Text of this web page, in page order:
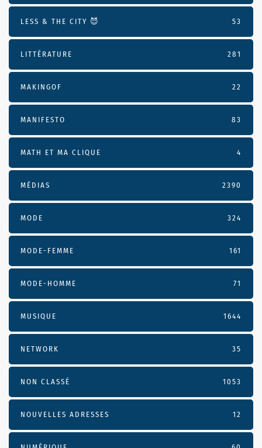
LESS & THE CITY 😈 53
LITTÉRATURE 281
MAKINGOF 22
MANIFESTO 83
MATH ET MA CLIQUE 4
MÉDIAS 2390
MODE 324
MODE-FEMME 161
MODE-HOMME 71
MUSIQUE 1644
NETWORK 35
NON CLASSÉ 1053
NOUVELLES ADRESSES 12